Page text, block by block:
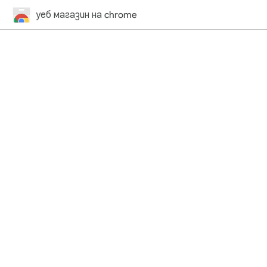
уеб магазин на chrome